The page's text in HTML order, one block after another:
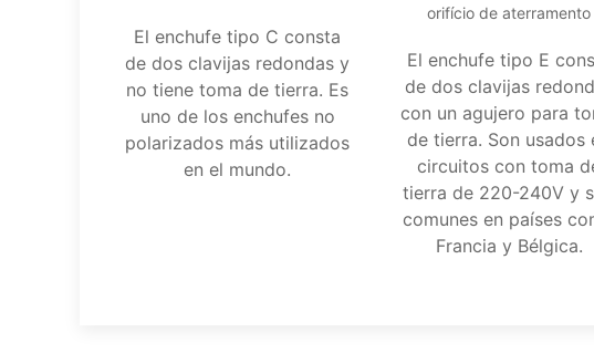
El enchufe tipo C consta
de dos clavijas redondas y
no tiene toma de tierra. Es
uno de los enchufes no
polarizados más utilizados
en el mundo.
orifício de aterramento
El enchufe tipo E
de dos clavijas
con un agujero para
de tierra. Son usados
circuitos con toma
tierra de 220-240V y
comunes en países
Francia y Bélgica.